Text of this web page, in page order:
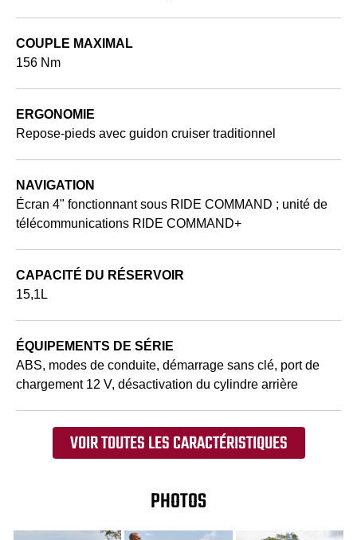
COUPLE MAXIMAL
156 Nm
ERGONOMIE
Repose-pieds avec guidon cruiser traditionnel
NAVIGATION
Écran 4" fonctionnant sous RIDE COMMAND ; unité de
télécommunications RIDE COMMAND+
CAPACITÉ DU RÉSERVOIR
15,1L
ÉQUIPEMENTS DE SÉRIE
ABS, modes de conduite, démarrage sans clé, port de
chargement 12 V, désactivation du cylindre arrière
VOIR TOUTES LES CARACTÉRISTIQUES
PHOTOS